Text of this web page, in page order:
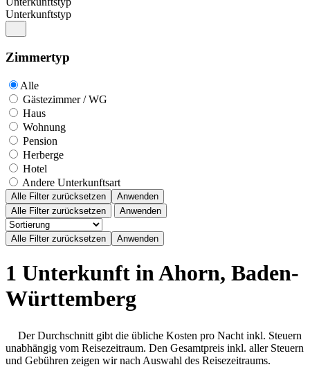
Unterkunftstyp
Zimmertyp
Alle
Gästezimmer / WG
Haus
Wohnung
Pension
Herberge
Hotel
Andere Unterkunftsart
Alle Filter zurücksetzen
Anwenden
Alle Filter zurücksetzen
Anwenden
1 Unterkunft in Ahorn, Baden-
Württemberg
Der Durchschnitt gibt die übliche Kosten pro Nacht inkl. Steuern
unabhängig vom Reisezeitraum. Den Gesamtpreis inkl. aller Steuern
und Gebühren zeigen wir nach Auswahl des Reisezeitraums.